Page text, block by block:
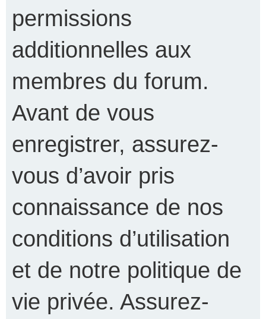
permissions
additionnelles aux
membres du forum.
Avant de vous
enregistrer, assurez-
vous d’avoir pris
connaissance de nos
conditions d’utilisation
et de notre politique de
vie privée. Assurez-